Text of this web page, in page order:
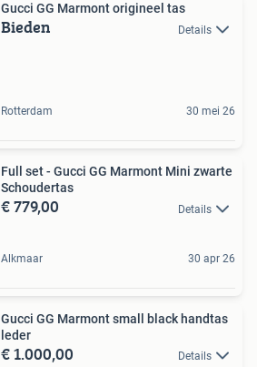
Gucci GG Marmont origineel tas
Bieden Details
Rotterdam 30 mei 26
Full set - Gucci GG Marmont Mini zwarte
Schoudertas
€ 779,00 Details
Alkmaar 30 apr 26
Gucci GG Marmont small black handtas
leder
€ 1.000,00 Details